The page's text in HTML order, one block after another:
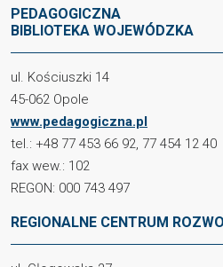
PEDAGOGICZNA
BIBLIOTEKA WOJEWÓDZKA
ul. Kościuszki 14
45-062 Opole
www.pedagogiczna.pl
tel.: +48 77 453 66 92, 77 454 12 40
fax wew.: 102
REGON: 000 743 497
REGIONALNE CENTRUM